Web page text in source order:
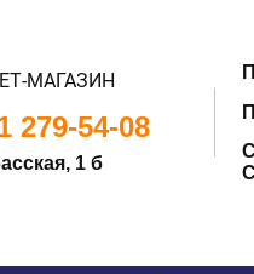
МАГАЗИН
279-54-08
1 б
С